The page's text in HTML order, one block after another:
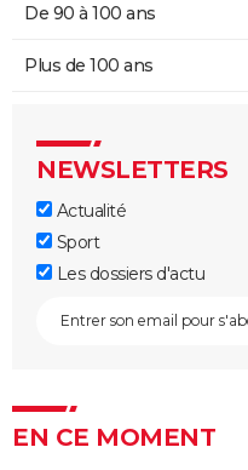
De 90 à 100 ans
Plus de 100 ans
NEWSLETTERS
Actualité
Sport
Les dossiers d'actu
EN CE MOMENT